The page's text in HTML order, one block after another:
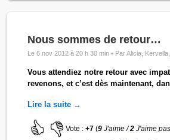
Nous sommes de retour…
Le 6 nov 2012 à 20 h 30 min • Par Alicia,
Vous attendiez notre retour avec
revenons, et c’est dès maintenant,
Lire la suite →
Vote :+7 (9J'aime /2 J'aime